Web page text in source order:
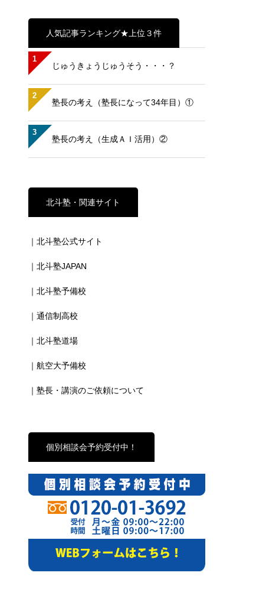
人気記事ランキング★上位３件
1
じゅうきょうじゅうそう・・・？
2
塾長の考え（塾長になって34年目）①
3
塾長の考え（生成ＡＩ活用）②
北斗塾・関連サイト
｜北斗塾公式サイト
｜北斗塾JAPAN
｜北斗塾予備校
｜通信制高校
｜北斗塾道場
｜航空大予備校
｜塾長・講演のご依頼について
個別相談会予約受付中！